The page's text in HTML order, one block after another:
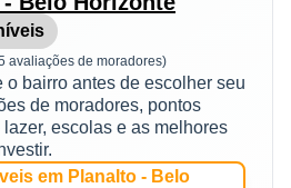
avaliações de moradores)
o bairro antes de escolher seu
de moradores, pontos
escolas e as melhores
em Planalto - Belo